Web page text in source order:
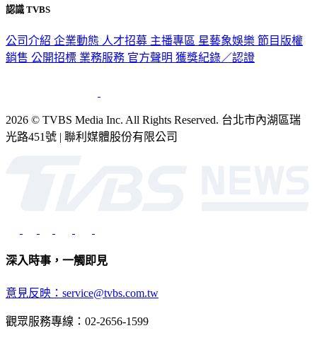
認識 TVBS
公司介紹 企業動態 人才招募 主播專區 星藝象娛樂 節目版權
銷售 公開招標 業務服務 官方聲明 獲獎紀錄／認證
2026 © TVBS Media Inc. All Rights Reserved. 台北市內湖區瑞
光路451號 | 聯利媒體股份有限公司
深入時事，一觸即見
意見反映：service@tvbs.com.tw
觀眾服務專線：02-2656-1599